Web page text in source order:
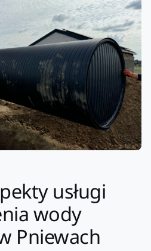
usługi
wody
Pniewach